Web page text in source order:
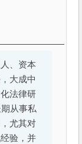
、资本
大成中
法律研
从事私
尤其对
验，并